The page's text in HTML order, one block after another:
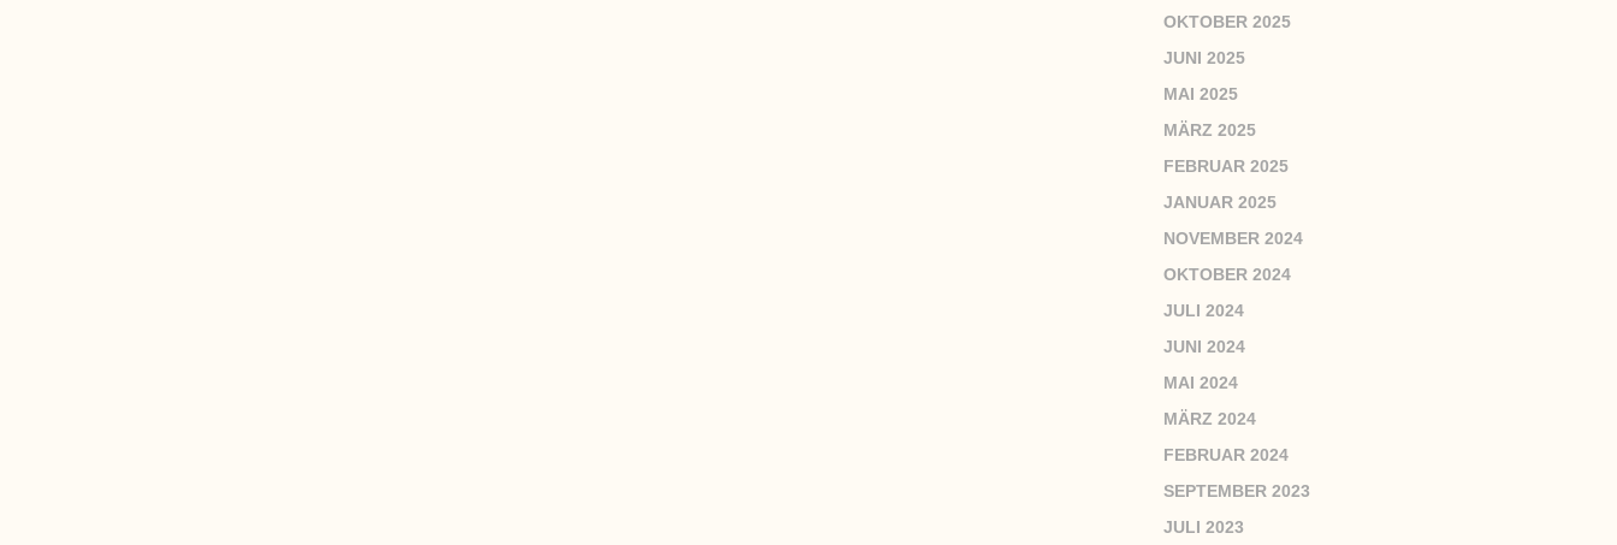
OKTOBER 2025
JUNI 2025
MAI 2025
MÄRZ 2025
FEBRUAR 2025
JANUAR 2025
NOVEMBER 2024
OKTOBER 2024
JULI 2024
JUNI 2024
MAI 2024
MÄRZ 2024
FEBRUAR 2024
SEPTEMBER 2023
JULI 2023